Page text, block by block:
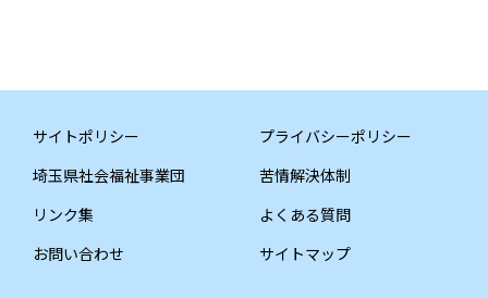
サイトポリシー
プライバシーポリシー
埼玉県社会福祉事業団
苦情解決体制
リンク集
よくある質問
お問い合わせ
サイトマップ